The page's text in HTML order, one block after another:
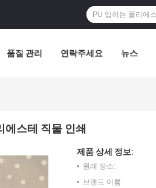
품질 관리 연락주세요 뉴스
에스테 직물 인쇄
제품 상세 정보:
원래 장소:
브랜드 이름: